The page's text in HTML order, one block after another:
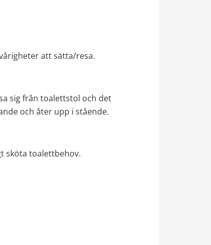
att sätta/resa.
sig från toalettstol och det
och åter upp i stående.
sköta toalettbehov.